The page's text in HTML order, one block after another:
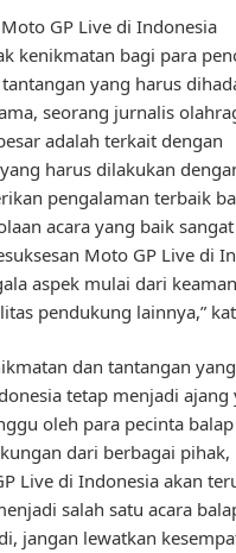
GP Live di Indonesia
kenikmatan bagi para
yang harus
seorang jurnalis
adalah terkait dengan
harus dilakukan
pengalaman terbaik
acara yang baik
Moto GP Live di
aspek mulai dari
pendukung lainnya,”
dan tantangan
tetap menjadi ajang
oleh para pecinta
dari berbagai pihak,
Live di Indonesia akan
salah satu acara
jangan lewatkan